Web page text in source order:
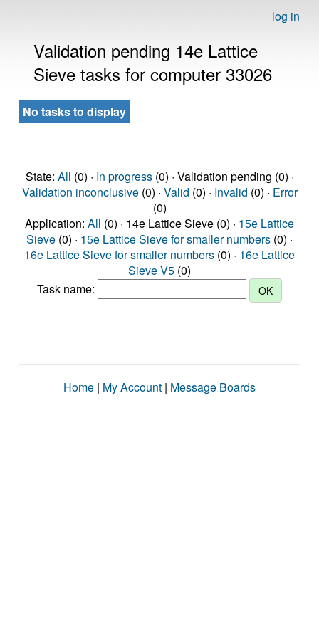
log in
Validation pending 14e Lattice
Sieve tasks for computer 33026
No tasks to display
State: All (0) · In progress(0) · Validation pending (0) ·
Validation inconclusive(0) · Valid (0) · Invalid (0) · Error
(0)
Application: All (0) · 14e Lattice Sieve (0) · 15e Lattice
Sieve (0) · 15e Lattice Sieve for smaller numbers (0) ·
16e Lattice Sieve for smaller numbers (0) · 16e Lattice
Sieve V5 (0)
Task name:
Home | My Account | Message Boards